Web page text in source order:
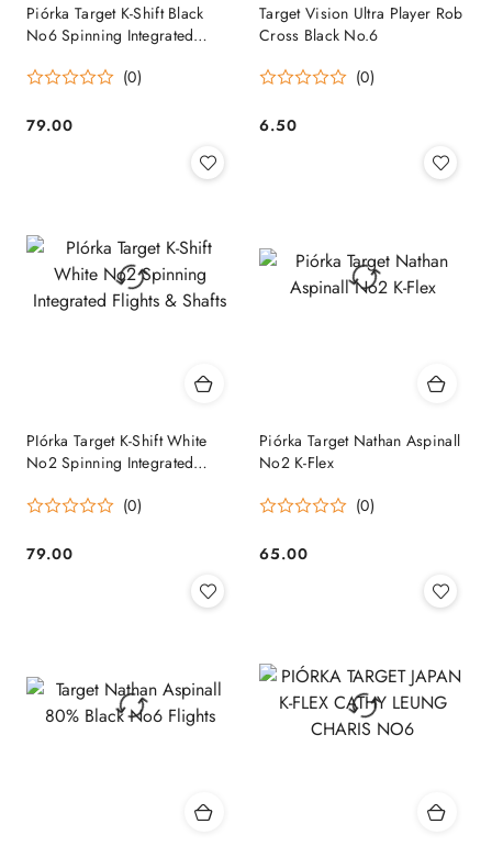
Piórka Target K-Shift Black
No6 Spinning Integrated
(0)
Cena:
79.00
Target Vision Ultra Player Rob
Cross Black No.6
(0)
Cena:
6.50
PIórka Target K-Shift White
No2 Spinning Integrated
(0)
Cena:
79.00
Piórka Target Nathan Aspinall
No2 K-Flex
(0)
Cena:
65.00